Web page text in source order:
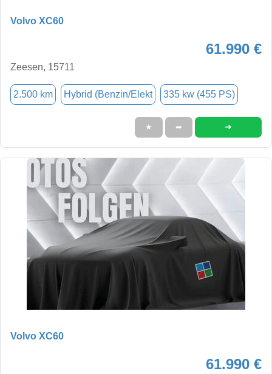
Volvo XC60
61.990 €
Zeesen, 15711
2.500 km Hybrid (Benzin/Elekt 335 kw (455 PS)
★ ➦ ➜
Volvo XC60
61.990 €